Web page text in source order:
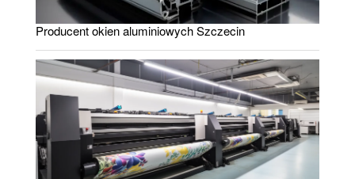
Producent okien aluminiowych Szczecin